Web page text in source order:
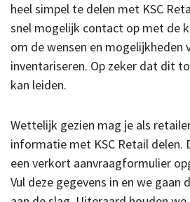
heel simpel te delen met KSC
snel mogelijk contact op met de
om de wensen en mogelijkheden
inventariseren. Op zeker dat dit
kan leiden.
Wettelijk gezien mag je als
informatie met KSC Retail delen.
een verkort aanvraagformulier
Vul deze gegevens in en we